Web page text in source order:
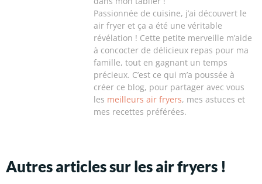
Passionnée de cuisine, j’ai découvert le
air fryer et ça a été une véritable
révélation ! Cette petite merveille m’aide
à concocter de délicieux repas pour ma
famille, tout en gagnant un temps
précieux. C’est ce qui m’a poussée à
créer ce blog, pour partager avec vous
les meilleurs air fryers, mes astuces et
mes recettes préférées.
Autres articles sur les air fryers !